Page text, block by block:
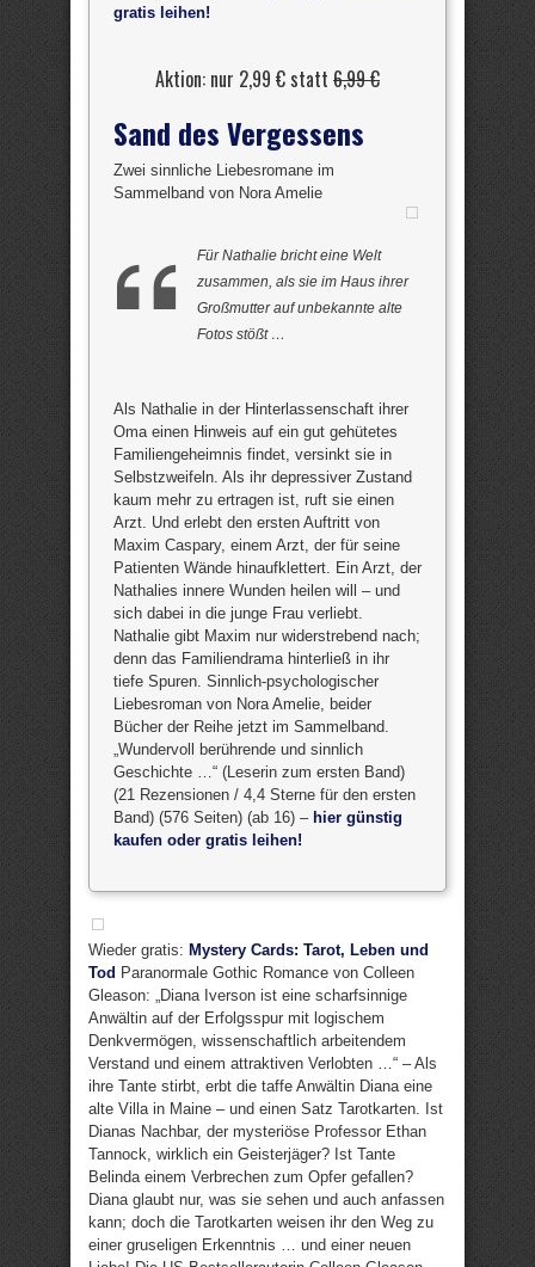
gratis leihen!
Aktion: nur 2,99 € statt 6,99 €
Sand des Vergessens
Zwei sinnliche Liebesromane im
Sammelband von Nora Amelie
Für Nathalie bricht eine Welt
zusammen, als sie im Haus ihrer
Großmutter auf unbekannte alte
Fotos stößt …
Als Nathalie in der Hinterlassenschaft ihrer
Oma einen Hinweis auf ein gut gehütetes
Familiengeheimnis findet, versinkt sie in
Selbstzweifeln. Als ihr depressiver Zustand
kaum mehr zu ertragen ist, ruft sie einen
Arzt. Und erlebt den ersten Auftritt von
Maxim Caspary, einem Arzt, der für seine
Patienten Wände hinaufklettert. Ein Arzt, der
Nathalies innere Wunden heilen will – und
sich dabei in die junge Frau verliebt.
Nathalie gibt Maxim nur widerstrebend nach;
denn das Familiendrama hinterließ in ihr
tiefe Spuren. Sinnlich-psychologischer
Liebesroman von Nora Amelie, beider
Bücher der Reihe jetzt im Sammelband.
„Wundervoll berührende und sinnlich
Geschichte …“ (Leserin zum ersten Band)
(21 Rezensionen / 4,4 Sterne für den ersten
Band) (576 Seiten) (ab 16) – hier günstig
kaufen oder gratis leihen!
Wieder gratis: Mystery Cards: Tarot, Leben und
Tod Paranormale Gothic Romance von Colleen
Gleason: „Diana Iverson ist eine scharfsinnige
Anwältin auf der Erfolgsspur mit logischem
Denkvermögen, wissenschaftlich arbeitendem
Verstand und einem attraktiven Verlobten …“ – Als
ihre Tante stirbt, erbt die taffe Anwältin Diana eine
alte Villa in Maine – und einen Satz Tarotkarten. Ist
Dianas Nachbar, der mysteriöse Professor Ethan
Tannock, wirklich ein Geisterjäger? Ist Tante
Belinda einem Verbrechen zum Opfer gefallen?
Diana glaubt nur, was sie sehen und auch anfassen
kann; doch die Tarotkarten weisen ihr den Weg zu
einer gruseligen Erkenntnis … und einer neuen